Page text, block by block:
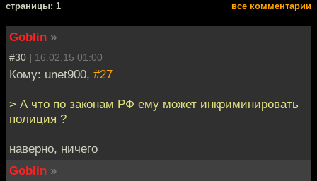
cтраницы: 1 все комментарии
Goblin »
#30 | 16.02.15 01:00
Кому: unet900, #27
> А что по законам РФ ему может инкриминировать
полиция ?
наверно, ничего
Goblin »